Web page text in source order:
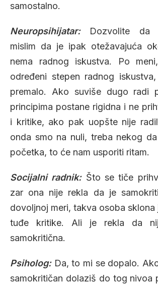
samostalno.
Neuropsihijatar:
Dozvolite da
mislim da je ipak otežavajuća
nema radnog iskustva. Po
određeni stepen radnog
premalo. Ako suviše dugo radi
principima postane rigidna i ne
i kritike, ako pak uopšte nije
onda smo na nuli, treba nekog
početka, to će nam usporiti ritam.
Socijalni radnik:Što se tiče
zar ona nije rekla da je
dovoljnoj meri, takva osoba sklona
tuđe kritike. Ali je rekla da
samokritična.
Psiholog:Da, to mi se dopalo.
samokritičan dolaziš do tog nivoa